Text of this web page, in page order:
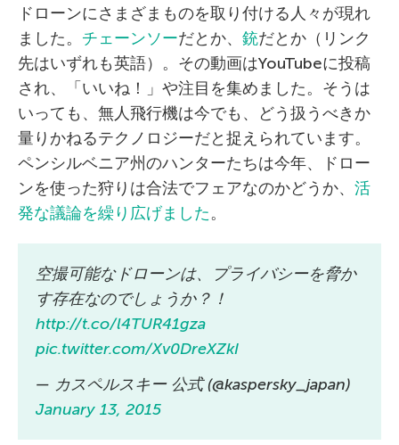
ドローンにさまざまものを取り付ける人々が現れ
ました。 チェーンソーだとか、 銃だとか（リンク
先はいずれも英語）。その動画はYouTubeに投稿
され、「いいね！」や注目を集めました。そうは
いっても、無人飛行機は今でも、どう扱うべきか
量りかねるテクノロジーだと捉えられています。
ペンシルベニア州のハンターたちは今年、ドロー
ンを使った狩りは合法でフェアなのかどうか、 活
発な議論を繰り広げました。
空撮可能なドローンは、プライバシーを脅か
す存在なのでしょうか？！
http://t.co/l4TUR41gza
pic.twitter.com/Xv0DreXZkI
— カスペルスキー 公式 (@kaspersky_japan)
January 13, 2015